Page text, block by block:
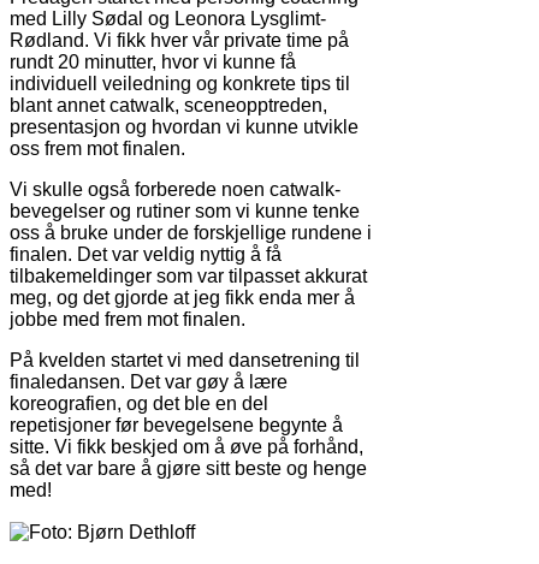
med Lilly Sødal og Leonora Lysglimt-
Rødland. Vi fikk hver vår private time på
rundt 20 minutter, hvor vi kunne få
individuell veiledning og konkrete tips til
blant annet catwalk, sceneopptreden,
presentasjon og hvordan vi kunne utvikle
oss frem mot finalen.
Vi skulle også forberede noen catwalk-
bevegelser og rutiner som vi kunne tenke
oss å bruke under de forskjellige rundene i
finalen. Det var veldig nyttig å få
tilbakemeldinger som var tilpasset akkurat
meg, og det gjorde at jeg fikk enda mer å
jobbe med frem mot finalen.
På kvelden startet vi med dansetrening til
finaledansen. Det var gøy å lære
koreografien, og det ble en del
repetisjoner før bevegelsene begynte å
sitte. Vi fikk beskjed om å øve på forhånd,
så det var bare å gjøre sitt beste og henge
med!